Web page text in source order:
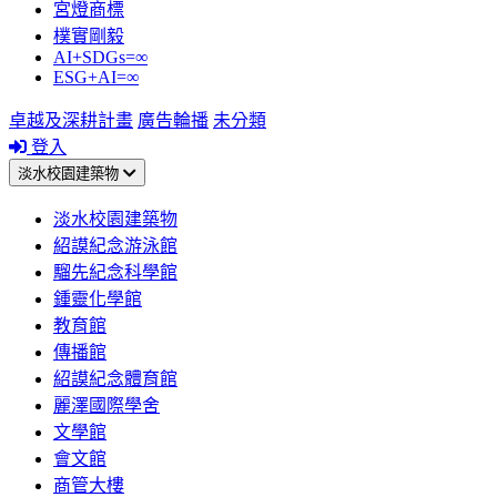
宮燈商標
樸實剛毅
AI+SDGs=∞
ESG+AI=∞
卓越及深耕計畫 廣告輪播 未分類
登入
淡水校園建築物
淡水校園建築物
紹謨紀念游泳館
騮先紀念科學館
鍾靈化學館
教育館
傳播館
紹謨紀念體育館
麗澤國際學舍
文學館
會文館
商管大樓